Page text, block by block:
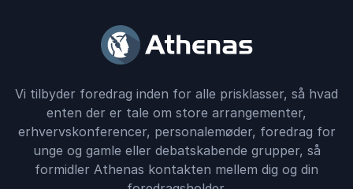
Vi tilbyder foredrag inden for alle prisklasser, så hvad
enten der er tale om store arrangementer,
erhvervskonferencer, personalemøder, foredrag for
unge og gamle eller debatskabende grupper, så
formidler Athenas kontakten mellem dig og din